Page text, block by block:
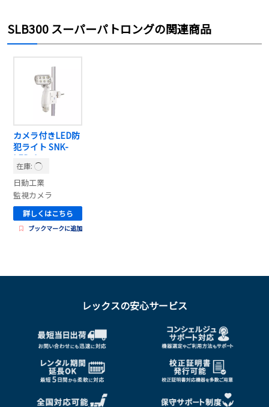
SLB300 スーパーパトロングの関連商品
カメラ付きLED防
犯ライト SNK-
LED-1
在庫:
日動工業
監視カメラ
詳しくはこちら
ブックマークに追加
レックスの安心サービス